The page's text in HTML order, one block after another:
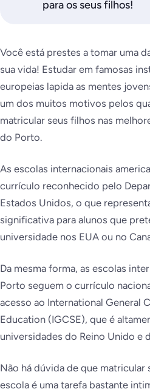
para os seus filhos!
Você está prestes a tomar uma
sua vida! Estudar em famosas
europeias lapida as mentes
um dos muitos motivos pelos
matricular seus filhos nas
do Porto.
As escolas internacionais
currículo reconhecido pelo
Estados Unidos, o que
significativa para alunos que
universidade nos EUA ou no
Da mesma forma, as escolas
Porto seguem o currículo
acesso ao International General
Education (IGCSE), que é
universidades do Reino Unido e
Não há dúvida de que matricular
escola é uma tarefa bastante